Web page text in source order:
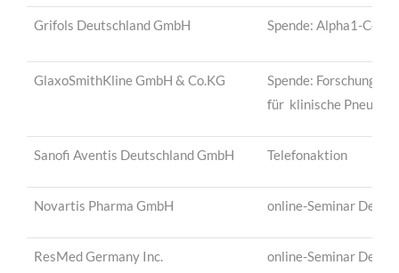
Grifols Deutschland GmbH Spende: Alpha1-
GlaxoSmithKline GmbH & Co.KG
Spende:
für klinische
Sanofi Aventis Deutschland GmbH Telefonaktion
Novartis Pharma GmbH online-Seminar
ResMed Germany Inc. online-Seminar